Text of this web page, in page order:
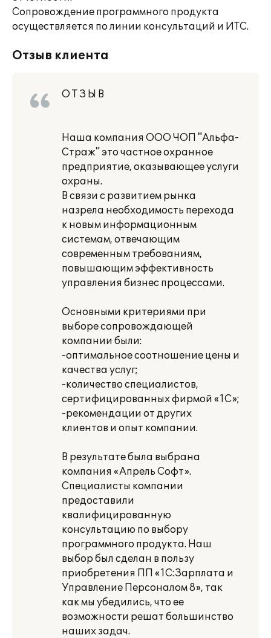
Сопровождение программного продукта
осуществляется по линии консультаций и ИТС.
Отзыв клиента
О Т З Ы В
Наша компания ООО ЧОП "Альфа-
Страж" это частное охранное
предприятие, оказывающее услуги
охраны.
В связи с развитием рынка
назрела необходимость перехода
к новым информационным
системам, отвечающим
современным требованиям,
повышающим эффективность
управления бизнес процессами.
Основными критериями при
выборе сопровождающей
компании были:
-оптимальное соотношение цены и
качества услуг;
-количество специалистов,
сертифицированных фирмой «1С»;
-рекомендации от других
клиентов и опыт компании.
В результате была выбрана
компания «Апрель Софт».
Специалисты компании
предоставили
квалифицированную
консультацию по выбору
программного продукта. Наш
выбор был сделан в пользу
приобретения ПП «1С:Зарплата и
Управление Персоналом 8», так
как мы убедились, что ее
возможности решат большинство
наших задач.